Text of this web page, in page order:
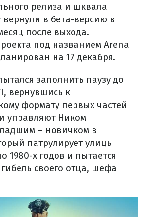
релиза и шквала
вернули в бета-версию в
после выхода.
под названием Arena
на 17 декабря.
заполнить паузу до
вернувшись к
формату первых частей
управляют Ником
– новичком в
патрулирует улицы
1980-х годов и пытается
гибель своего отца, шефа